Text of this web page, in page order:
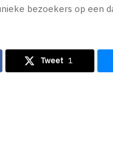
bezoekers op een
Tweet 1